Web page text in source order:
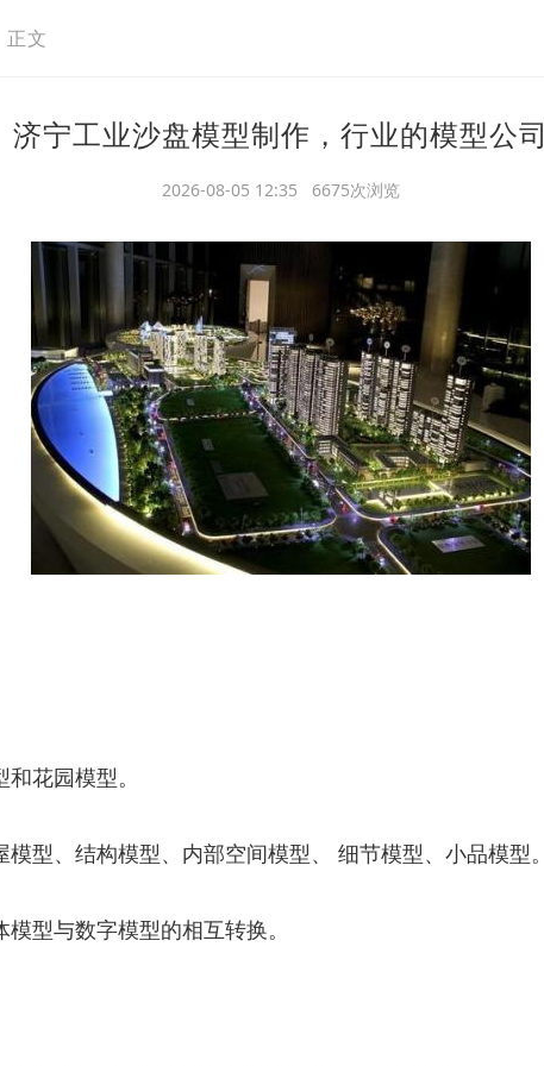
正文
济宁工业沙盘模型制作，行业的模型公司
2026-08-05 12:35 6675次浏览
花园模型。
型、结构模型、内部空间模型、 细节模型、小品模型。
型与数字模型的相互转换。